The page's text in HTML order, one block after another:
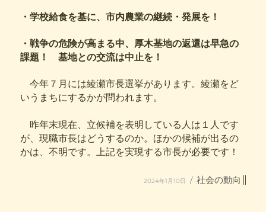
・学校給食を基に、市内農業の継続・発展を！
・戦争の危険が高まる中、厚木基地の返還は早急の
課題！ 基地との交流は中止を！
今年７月には綾瀬市長選挙があります。綾瀬をど
いうまちにするかが問われます。
昨年末現在、立候補を表明している人は１人です
が、現職市長はどうするのか。ほかの候補が出るの
かは、不明です。上記を実現する市長が必要です！
投
稿
2024年1月10日
カ
テ
社会の動向